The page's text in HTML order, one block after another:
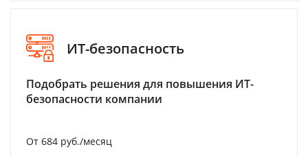
ИТ-безопасность
Подобрать решения для повышения ИТ-
безопасности компании
От 684 руб./месяц